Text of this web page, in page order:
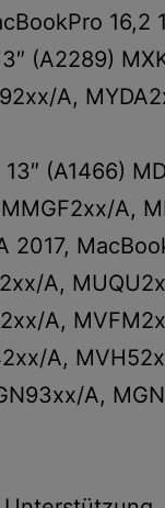
16,2
(A2289)
A,
(A1466)
A,
A,
A,
A,
A,